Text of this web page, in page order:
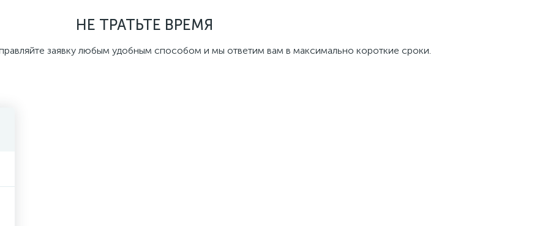
НЕ ТРАТЬТЕ ВРЕМЯ
заявку любым удобным способом и мы ответим вам в максимально короткие сроки.